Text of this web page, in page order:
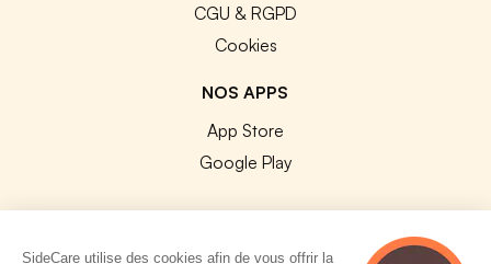
CGU & RGPD
Cookies
NOS APPS
App Store
Google Play
SideCare utilise des cookies afin de vous offrir la